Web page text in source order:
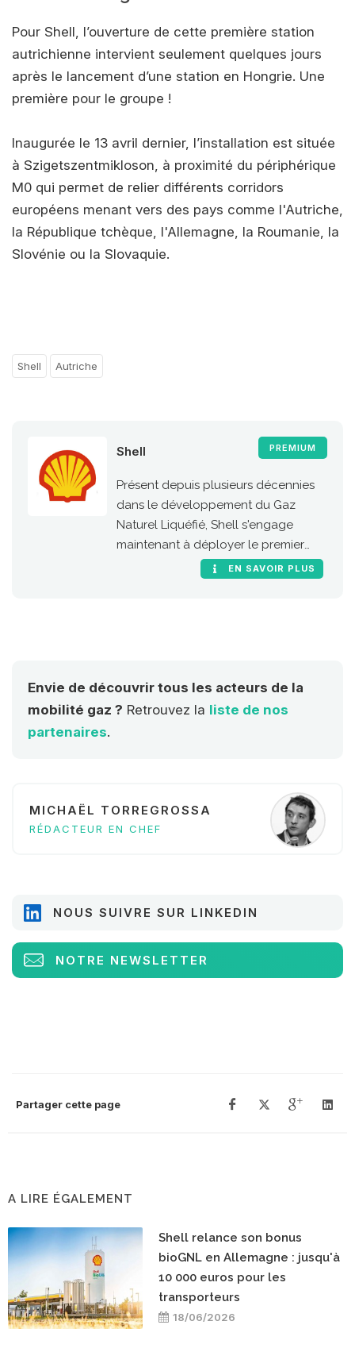
Pour Shell, l’ouverture de cette première station
autrichienne intervient seulement quelques jours
après le lancement d’une station en Hongrie. Une
première pour le groupe !
Inaugurée le 13 avril dernier, l’installation est située
à Szigetszentmikloson, à proximité du périphérique
M0 qui permet de relier différents corridors
européens menant vers des pays comme l'Autriche,
la République tchèque, l'Allemagne, la Roumanie, la
Slovénie ou la Slovaquie.
Shell Autriche
PREMIUM
Shell
Présent depuis plusieurs décennies
dans le développement du Gaz
Naturel Liquéfié, Shell s'engage
maintenant à déployer le premier
réseau européen de stations GNV le
EN SAVOIR PLUS
Envie de découvrir tous les acteurs de la
mobilité gaz ? Retrouvez la liste de nos
partenaires.
MICHAËL TORREGROSSA
RÉDACTEUR EN CHEF
NOUS SUIVRE SUR LINKEDIN
NOTRE NEWSLETTER
Partager cette page
A LIRE ÉGALEMENT
Shell relance son bonus
bioGNL en Allemagne : jusqu'à
10 000 euros pour les
transporteurs
18/06/2026